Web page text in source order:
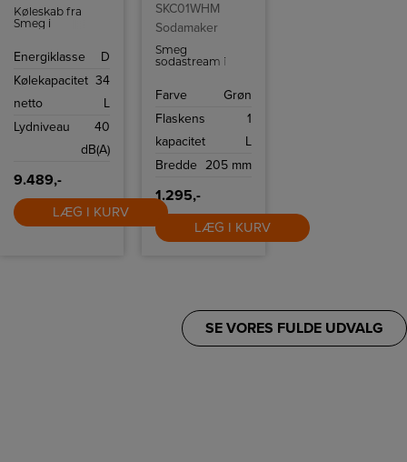
Køleskab fra
Smeg i
2 dørhylder og
Energiklasse
D
Kølekapacitet
netto
34
L
Lydniveau
40
dB(A)
9.489,-
LÆG I KURV
SKC01WHM
Sodamaker
Smeg
sodastream i
Farve
Grøn
Flaskens
kapacitet
1
L
Bredde 205 mm
1.295,-
LÆG I KURV
SE VORES FULDE UDVALG